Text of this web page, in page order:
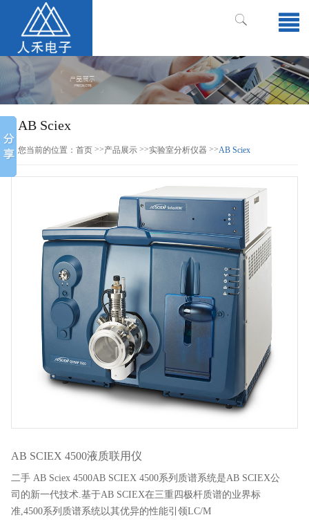
AB Sciex
您当前的位置： 首页 >>产品展示 >>实验室分析仪器 >>AB Sciex
AB SCIEX 4500液质联用仪
二手 AB Sciex 4500AB SCIEX 4500系列质谱系统是AB SCIEX公
司的新一代技术.基于AB SCIEX在三重四极杆质谱的业界标
准,4500系列质谱系统以其优异的性能引领LC/M